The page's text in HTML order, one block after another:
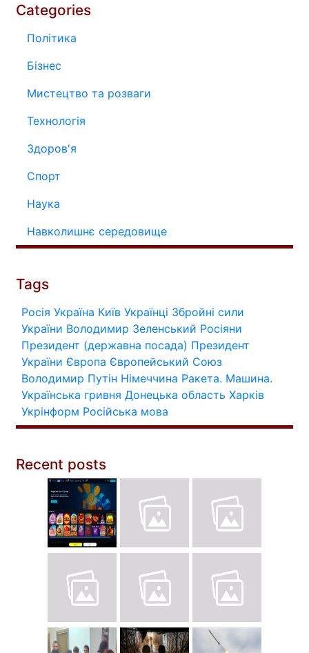
Categories
Політика
Бізнес
Мистецтво та розваги
Технологія
Здоров'я
Спорт
Наука
Навколишнє середовище
Tags
Росія Україна Київ Українці Збройні сили
України Володимир Зеленський Росіяни
Президент (державна посада) Президент
України Європа Європейський Союз
Володимир Путін Німеччина Ракета. Машина.
Українська гривня Донецька область Харків
Укрінформ Російська мова
Recent posts